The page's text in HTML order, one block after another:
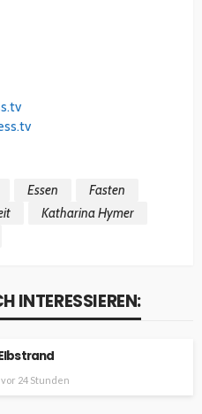
Essen
Fasten
Katharina Hymer
INTERESSIEREN:
24 Stunden